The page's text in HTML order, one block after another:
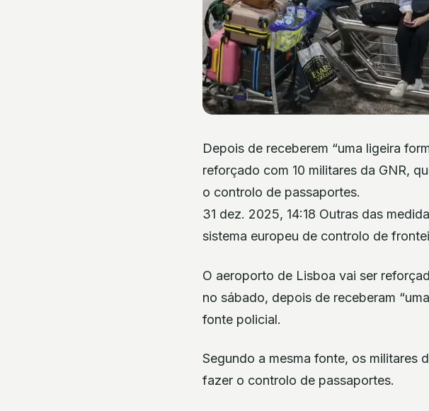
Depois de receberem “uma ligeira
reforçado com 10 militares da GNR,
o controlo de passaportes.
31 dez. 2025, 14:18 Outras das
sistema europeu de controlo de
O aeroporto de Lisboa vai ser
no sábado, depois de receberam
fonte policial.
Segundo a mesma fonte, os militares
fazer o controlo de passaportes.